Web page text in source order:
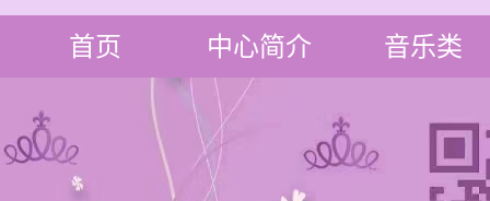
首页 中心简介 音乐类